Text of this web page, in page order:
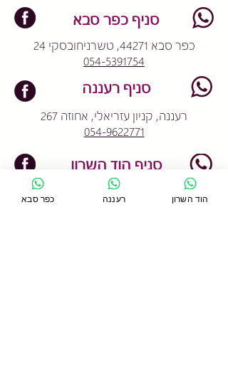
סניף כפר סבא
כפר סבא 44271, טשרניחובסקי 24
054-5391754
סניף רעננה
רעננה, קניון עזריאלי, אחוזה 267
054-9622771
סניף הוד השרון
הוד השרון, דרך רמתיים 96
כפר סבא רעננה הוד השרון